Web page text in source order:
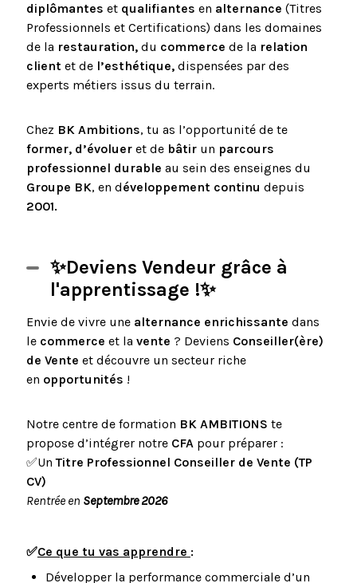
diplômantes et qualifiantes en alternance (Titres
Professionnels et Certifications) dans les domaines
de la restauration,du commerce de la relation
client et de l’esthétique,dispensées par des
experts métiers issus du terrain.
Chez BK Ambitions, tu as l’opportunité de te
former, d’évolueret de bâtirun parcours
professionnel durable au sein des enseignes du
Groupe BK, en développement continu depuis
2001.
✨Deviens Vendeur grâce à
l'apprentissage !✨
Envie de vivre une alternance enrichissante dans
le commerce et la vente ? Deviens Conseiller(ère)
de Vente et découvre un secteur riche
en opportunités !
Notre centre de formation BK AMBITIONS te
propose d’intégrer notre CFApour préparer :
✅UnTitre Professionnel Conseiller de Vente (TP
CV)
Rentrée en Septembre 2026
✅Ce que tu vas apprendre :
Développer la performance commerciale d’un